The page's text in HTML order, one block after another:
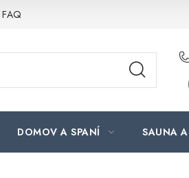
FAQ
DOMOV A SPANÍ SAUNA